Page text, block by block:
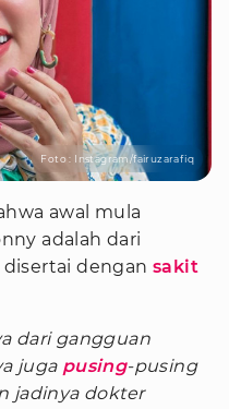
Foto : Instagram/fairuzarafiq
awal mula
adalah dari
dengan sakit
dari gangguan
juga pusing-pusing
jadinya dokter